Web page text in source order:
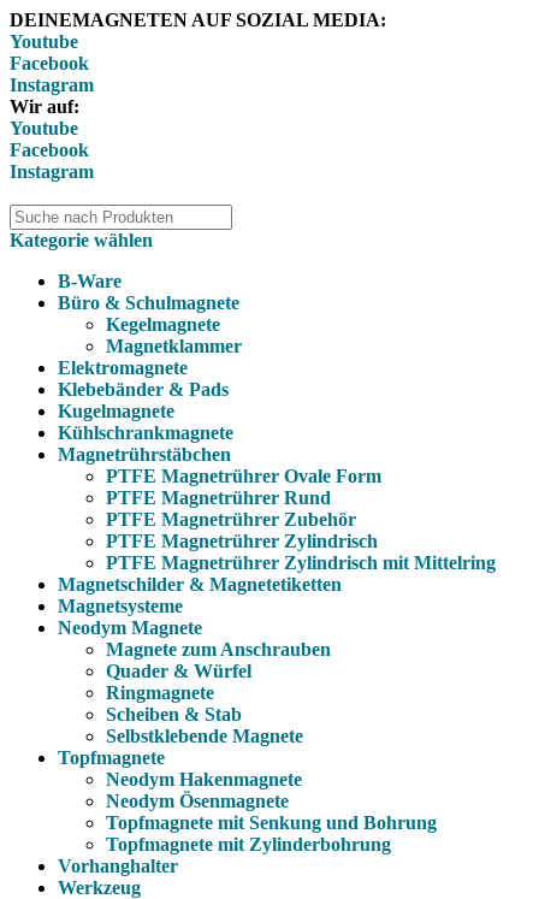
DEINEMAGNETEN AUF SOZIAL MEDIA:
Youtube
Facebook
Instagram
Wir auf:
Youtube
Facebook
Instagram
Kategorie wählen
B-Ware
Büro & Schulmagnete
Kegelmagnete
Magnetklammer
Elektromagnete
Klebebänder & Pads
Kugelmagnete
Kühlschrankmagnete
Magnetrührstäbchen
PTFE Magnetrührer Ovale Form
PTFE Magnetrührer Rund
PTFE Magnetrührer Zubehör
PTFE Magnetrührer Zylindrisch
PTFE Magnetrührer Zylindrisch mit Mittelring
Magnetschilder & Magnetetiketten
Magnetsysteme
Neodym Magnete
Magnete zum Anschrauben
Quader & Würfel
Ringmagnete
Scheiben & Stab
Selbstklebende Magnete
Topfmagnete
Neodym Hakenmagnete
Neodym Ösenmagnete
Topfmagnete mit Senkung und Bohrung
Topfmagnete mit Zylinderbohrung
Vorhanghalter
Werkzeug